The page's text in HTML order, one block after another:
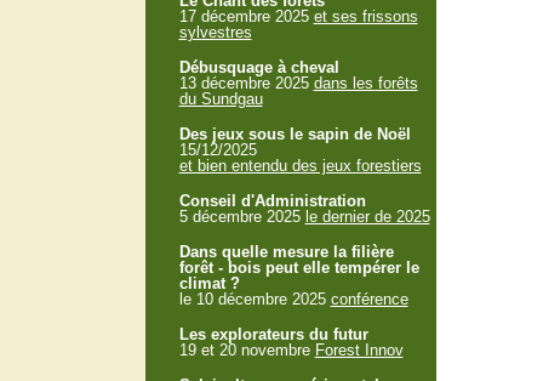
17 décembre 2025 et ses frissons
sylvestres
Débusquage à cheval
13 décembre 2025 dans les forêts
du Sundgau
Des jeux sous le sapin de Noël
15/12/2025
et bien entendu des jeux forestiers
Conseil d'Administration
5 décembre 2025 le dernier de 2025
Dans quelle mesure la filière
forêt - bois peut elle tempérer le
climat ?
le 10 décembre 2025 conférence
Les explorateurs du futur
19 et 20 novembre Forest Innov